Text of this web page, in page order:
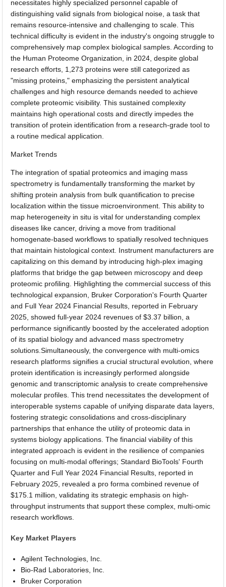
necessitates highly specialized personnel capable of
distinguishing valid signals from biological noise, a task that
remains resource-intensive and challenging to scale. This
technical difficulty is evident in the industry's ongoing struggle to
comprehensively map complex biological samples. According to
the Human Proteome Organization, in 2024, despite global
research efforts, 1,273 proteins were still categorized as
"missing proteins," emphasizing the persistent analytical
challenges and high resource demands needed to achieve
complete proteomic visibility. This sustained complexity
maintains high operational costs and directly impedes the
transition of protein identification from a research-grade tool to
a routine medical application.
Market Trends
The integration of spatial proteomics and imaging mass
spectrometry is fundamentally transforming the market by
shifting protein analysis from bulk quantification to precise
localization within the tissue microenvironment. This ability to
map heterogeneity in situ is vital for understanding complex
diseases like cancer, driving a move from traditional
homogenate-based workflows to spatially resolved techniques
that maintain histological context. Instrument manufacturers are
capitalizing on this demand by introducing high-plex imaging
platforms that bridge the gap between microscopy and deep
proteomic profiling. Highlighting the commercial success of this
technological expansion, Bruker Corporation's Fourth Quarter
and Full Year 2024 Financial Results, reported in February
2025, showed full-year 2024 revenues of $3.37 billion, a
performance significantly boosted by the accelerated adoption
of its spatial biology and advanced mass spectrometry
solutions.Simultaneously, the convergence with multi-omics
research platforms signifies a crucial structural evolution, where
protein identification is increasingly performed alongside
genomic and transcriptomic analysis to create comprehensive
molecular profiles. This trend necessitates the development of
interoperable systems capable of unifying disparate data layers,
fostering strategic consolidations and cross-disciplinary
partnerships that enhance the utility of proteomic data in
systems biology applications. The financial viability of this
integrated approach is evident in the resilience of companies
focusing on multi-modal offerings; Standard BioTools' Fourth
Quarter and Full Year 2024 Financial Results, reported in
February 2025, revealed a pro forma combined revenue of
$175.1 million, validating its strategic emphasis on high-
throughput instruments that support these complex, multi-omic
research workflows.
Key Market Players
Agilent Technologies, Inc.
Bio-Rad Laboratories, Inc.
Bruker Corporation